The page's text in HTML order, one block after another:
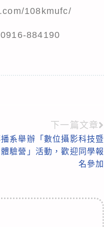
108kmufc/
884190
下一篇文章
系舉辦「數位攝影科技暨
驗營」活動，歡迎同學報
名參加